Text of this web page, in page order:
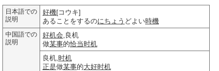
日本語での
説明
好機[コウキ]
あることをするのにちょう どよい時機
中国語での
説明
好机会 ,良机
做某事的恰当时机
良机, 时机
正是做某事的大好时机